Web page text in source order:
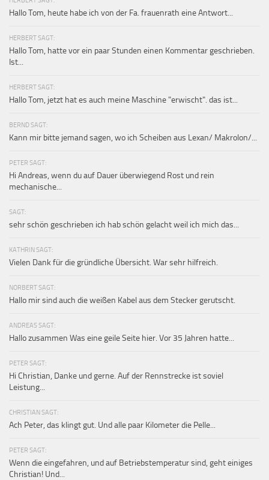
Hallo Tom, heute habe ich von der Fa. frauenrath eine Antwort...
HERBERT SAGT:
Hallo Tom, hatte vor ein paar Stunden einen Kommentar geschrieben.
Ist...
HERBERT SAGT:
Hallo Tom, jetzt hat es auch meine Maschine "erwischt". das ist...
BERND SAGT:
Kann mir bitte jemand sagen, wo ich Scheiben aus Lexan/ Makrolon/...
PETER SAGT:
Hi Andreas, wenn du auf Dauer überwiegend Rost und rein
mechanische...
SAGT:
sehr schön geschrieben ich hab schön gelacht weil ich mich das...
KATHRIN SAGT:
Vielen Dank für die gründliche Übersicht. War sehr hilfreich.
NORBERT SAGT:
Hallo mir sind auch die weißen Kabel aus dem Stecker gerutscht.
ANDREAS SAGT:
Hallo zusammen Was eine geile Seite hier. Vor 35 Jahren hatte...
PETER SAGT:
Hi Christian, Danke und gerne. Auf der Rennstrecke ist soviel
Leistung...
CHRISTIAN SAGT:
Ach Peter, das klingt gut. Und alle paar Kilometer die Pelle...
PETER SAGT:
Wenn die eingefahren, und auf Betriebstemperatur sind, geht einiges
Christian! Und...